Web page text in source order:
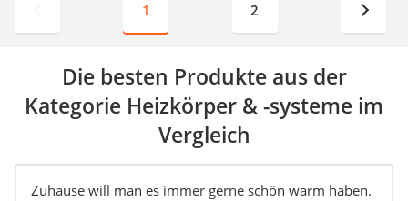
1 2
Die besten Produkte aus der
Kategorie Heizkörper & -systeme im
Vergleich
Zuhause will man es immer gerne schön warm haben.